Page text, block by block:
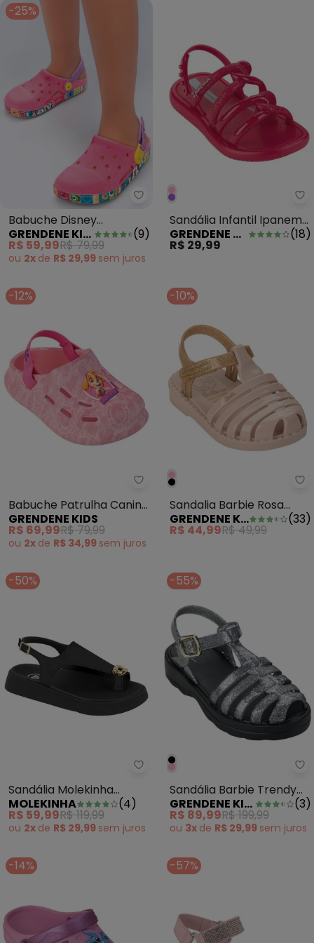
-25%
Grendene Kids - Babuche
Babuche Disney
Celebration Rosa
GRENDENE KIDS (9)
R$ 59,99R$ 79,99
ou 2x de R$ 29,99 sem juros
Sandália Infantil Ipanema
Meu Sol PinkGRENDENE KIDS (18)
R$ 29,99
-12%
Grendene Kids - Babuche
Babuche Patrulha Canina
Rosa
GRENDENE KIDS
R$ 69,99R$ 79,99
ou 2x de R$ 34,99 sem juros
-10%
Sandalia Barbie Rosa
Glitter
GRENDENE KIDS (33)
R$ 44,99R$ 49,99
-50%
Sandália Molekinha (Preta) em
Sandália Molekinha
(Preta) em Sintético
MOLEKINHA (4)
R$ 59,99R$ 119,99
ou 2x de R$ 29,99 sem juros
-55%
Sandália Barbie Trendy
Preto
GRENDENE KIDS (3)
R$ 89,99R$ 199,99
ou 3x de R$ 29,99 sem juros
-14% -57%